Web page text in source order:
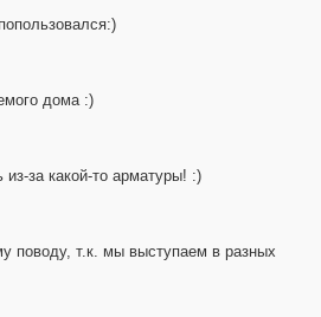
дома :)
за какой-то арматуры! :)
поводу, т.к. мы выступаем в разных